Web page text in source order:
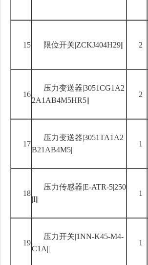
15 限位开关|ZCKJ404H29|| 2
16
压力变送器|3051CG1A2
2A1AB4M5HR5||
2
17
压力变送器|3051TA1A2
B21AB4M5||
1
18
压力传感器|E-ATR-5|250
|I||
1
19
压力开关|1NN-K45-M4-
C1A||
1